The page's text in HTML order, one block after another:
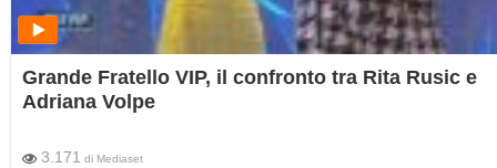
Grande Fratello VIP, il confronto tra Rita Rusic e
Adriana Volpe
3.171 di Mediaset